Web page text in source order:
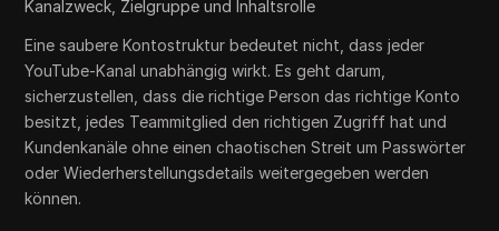
Kanalzweck, Zielgruppe und Inhaltsrolle
Eine saubere Kontostruktur bedeutet nicht, dass jeder
YouTube-Kanal unabhängig wirkt. Es geht darum,
sicherzustellen, dass die richtige Person das richtige Konto
besitzt, jedes Teammitglied den richtigen Zugriff hat und
Kundenkanäle ohne einen chaotischen Streit um Passwörter
oder Wiederherstellungsdetails weitergegeben werden
können.